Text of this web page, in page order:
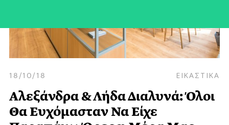
18/10/18 ΕΙΚΑΣΤΙΚΑ
Αλεξάνδρα & Λήδα Διαλυνά: Όλοι
Θα Ευχόμασταν Να Είχε